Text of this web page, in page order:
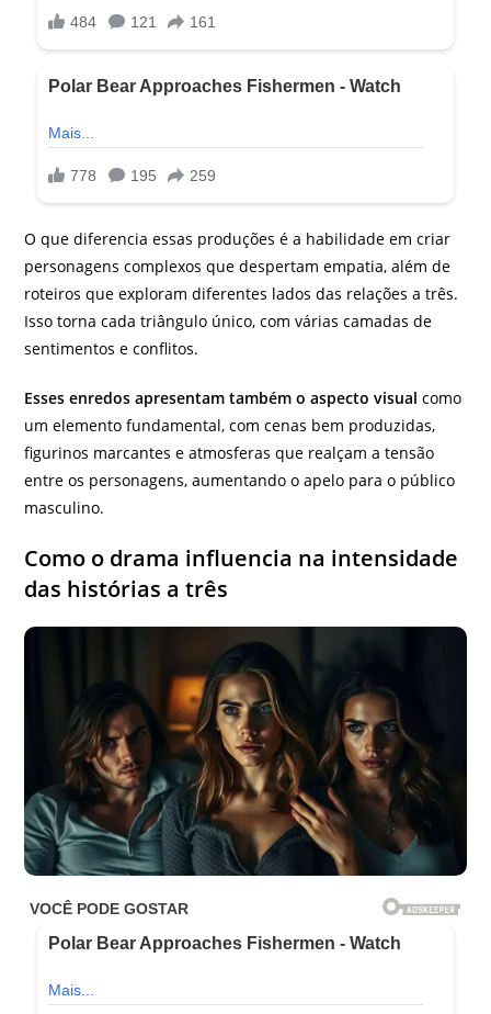
O que diferencia essas produções é a habilidade em criar
personagens complexos que despertam empatia, além de
roteiros que exploram diferentes lados das relações a três.
Isso torna cada triângulo único, com várias camadas de
sentimentos e conflitos.
Esses enredos apresentam também o aspecto visual como
um elemento fundamental, com cenas bem produzidas,
figurinos marcantes e atmosferas que realçam a tensão
entre os personagens, aumentando o apelo para o público
masculino.
Como o drama influencia na intensidade
das histórias a três